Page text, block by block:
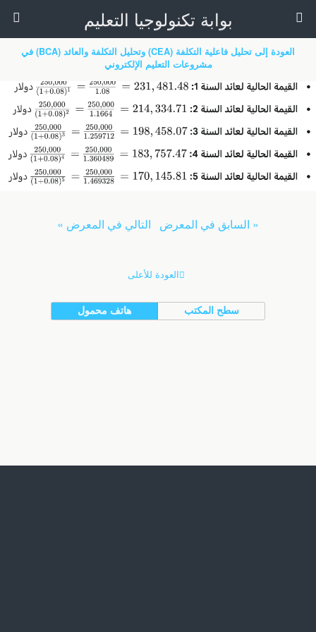
بوابة تكنولوجيا التعليم
العودة إلى تحليل فاعلية التكلفة (CEA) وتحليل التكلفة والعائد (BCA) في
مشروعات التعليم الإلكتروني
« السابق في المعرض التالي في المعرض »
العودة للأعلى
هاتف محمول سطح المكتب